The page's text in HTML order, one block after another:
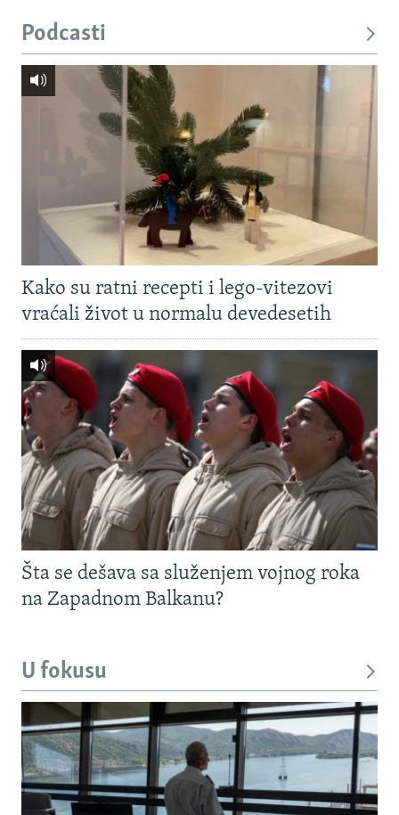
Podcasti
Kako su ratni recepti i lego-vitezovi
vraćali život u normalu devedesetih
Šta se dešava sa služenjem vojnog roka
na Zapadnom Balkanu?
U fokusu